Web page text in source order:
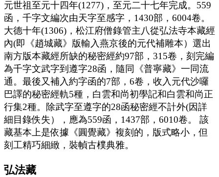
元世祖至元十四年(1277)，至元二十七年完成。559
函，千字文編次由天字至感字，1430部，6004卷。
大德十年(1306)，松江府僧錄管主八從弘法寺本藏經
內(即《趙城藏》版輸入燕京後的元代補雕本）選出
南方版本藏經所缺的秘密經約97部，315卷，刻完編
為千字文武字到遵字28函，隨同《普寧藏》一同流
通。最後又補入約字函的7部，6卷，收入元代沙囉
巴譯的秘密經軌5種，白雲和尚初學記和白雲和尚正
行集2種。除武字至遵字的28函秘密經不計外(因詳
細目錄佚失），應為559函，1437部，6010卷。 該
藏基本上是依據《圓覺藏》複刻的，版式略小，但
刻工精巧細緻，裝幀古樸典雅。
弘法藏